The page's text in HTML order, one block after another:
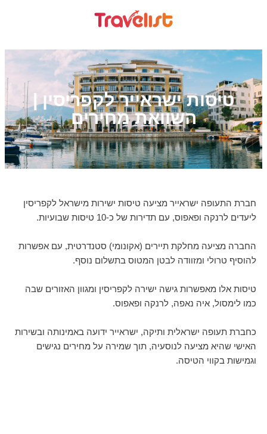
טיסות ישראייר לקפריסין |
השוואת מחירים
חברת התעופה ישראייר מציעה טיסות ישירות מישראל לקפריסין
ליעדים לרנקה ופאפוס, עם תדירות של כ-10 טיסות שבועיות.
החברה מציעה מחלקת תיירים (אקונומי) סטנדרטית, עם אפשרות
להוסיף טרולי ומזוודה לבטן המטוס בתשלום נוסף.
טיסות אלו מאפשרות גישה ישירה לקפריסין ומגוון האזורים שבה
כמו לימסול, איה נאפה, לרנקה ופאפוס.
כחברת תעופה ישראלית ותיקה, ישראייר ידועה באמינותה ובשירות
האישי שהיא מציעה לנוסעיה, תוך שמירה על מחירים נגישים
וגמישות בקווי הטיסה.